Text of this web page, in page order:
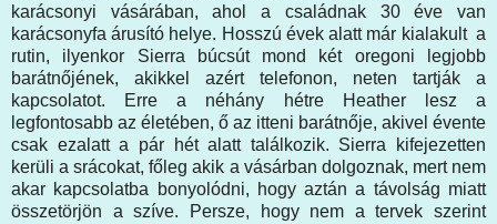
karácsonyi vásárában, ahol a családnak 30 éve van
karácsonyfa árusító helye. Hosszú évek alatt már kialakult a
rutin, ilyenkor Sierra búcsút mond két oregoni legjobb
barátnőjének, akikkel azért telefonon, neten tartják a
kapcsolatot. Erre a néhány hétre Heather lesz a
legfontosabb az életében, ő az itteni barátnője, akivel évente
csak ezalatt a pár hét alatt találkozik. Sierra kifejezetten
kerüli a srácokat, főleg akik a vásárban dolgoznak, mert nem
akar kapcsolatba bonyolódni, hogy aztán a távolság miatt
összetörjön a szíve. Persze, hogy nem a tervek szerint